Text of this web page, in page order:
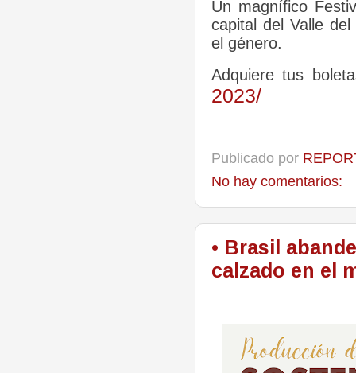
Un magnífico
capital del Valle
el género.
Adquiere tus
2023/
Publicado por
No hay comentarios:
• Brasil
calzado en el